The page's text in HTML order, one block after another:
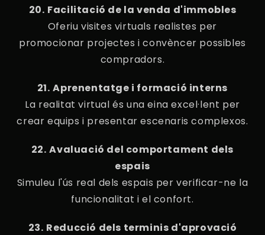
20.⁠ ⁠Facilitació de la venda d'immobles
Oferiu visites virtuals realistes per
promocionar projectes i convèncer possibles
compradors.
21.⁠ ⁠Aprenentatge i formació interns
La realitat virtual és una eina excel·lent per
crear equips i presentar escenaris complexos.
22.⁠ ⁠Avaluació del comportament dels
espais
Simuleu l'ús real dels espais per verificar-ne la
funcionalitat i el confort.
23.⁠ ⁠Reducció dels terminis d'aprovació